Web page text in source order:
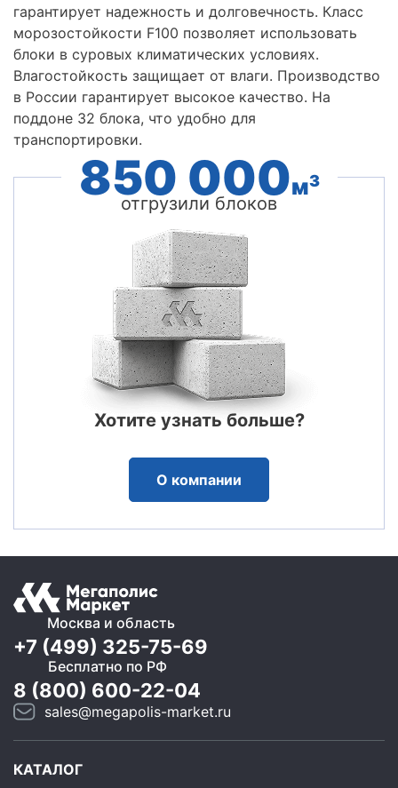
гарантирует надежность и долговечность. Класс
морозостойкости F100 позволяет использовать
блоки в суровых климатических условиях.
Влагостойкость защищает от влаги. Производство
в России гарантирует высокое качество. На
поддоне 32 блока, что удобно для
транспортировки.
850 000м3
отгрузили блоков
Хотите узнать больше?
О компании
Москва и область
+7 (499) 325-75-69
Бесплатно по РФ
8 (800) 600-22-04
sales@megapolis-market.ru
КАТАЛОГ